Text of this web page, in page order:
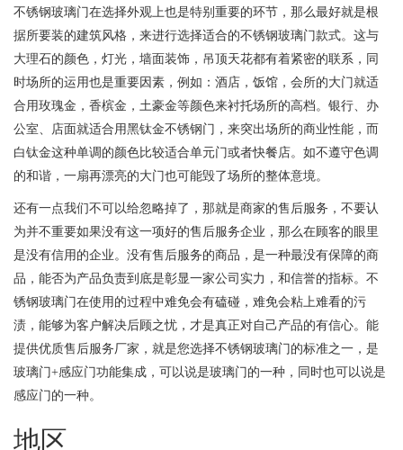
不锈钢玻璃门在选择外观上也是特别重要的环节，那么最好就是根
据所要装的建筑风格，来进行选择适合的不锈钢玻璃门款式。这与
大理石的颜色，灯光，墙面装饰，吊顶天花都有着紧密的联系，同
时场所的运用也是重要因素，例如：酒店，饭馆，会所的大门就适
合用玫瑰金，香槟金，土豪金等颜色来衬托场所的高档。银行、办
公室、店面就适合用黑钛金不锈钢门，来突出场所的商业性能，而
白钛金这种单调的颜色比较适合单元门或者快餐店。如不遵守色调
的和谐，一扇再漂亮的大门也可能毁了场所的整体意境。
还有一点我们不可以给忽略掉了，那就是商家的售后服务，不要认
为并不重要如果没有这一项好的售后服务企业，那么在顾客的眼里
是没有信用的企业。没有售后服务的商品，是一种最没有保障的商
品，能否为产品负责到底是彰显一家公司实力，和信誉的指标。不
锈钢玻璃门在使用的过程中难免会有磕碰，难免会粘上难看的污
渍，能够为客户解决后顾之忧，才是真正对自己产品的有信心。能
提供优质售后服务厂家，就是您选择不锈钢玻璃门的标准之一，是
玻璃门+感应门功能集成，可以说是玻璃门的一种，同时也可以说是
感应门的一种。
地区